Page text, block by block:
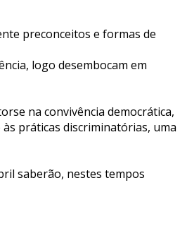
preconceitos e formas de
logo desembocam em
na convivência democrática,
práticas discriminatórias, uma
saberão, nestes tempos